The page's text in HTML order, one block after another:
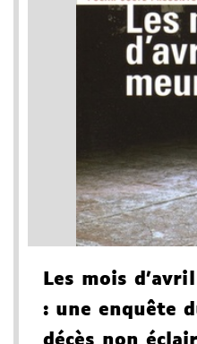
Les mois
: une enquête